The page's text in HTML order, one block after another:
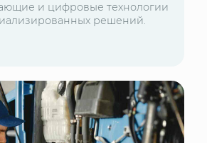
и цифровые технологии
решений.